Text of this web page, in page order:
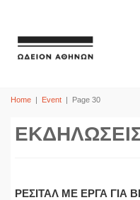
Home | Event | Page 30
ΡΕΣΙΤΑΛ ΜΕ ΕΡΓΑ ΓΙΑ